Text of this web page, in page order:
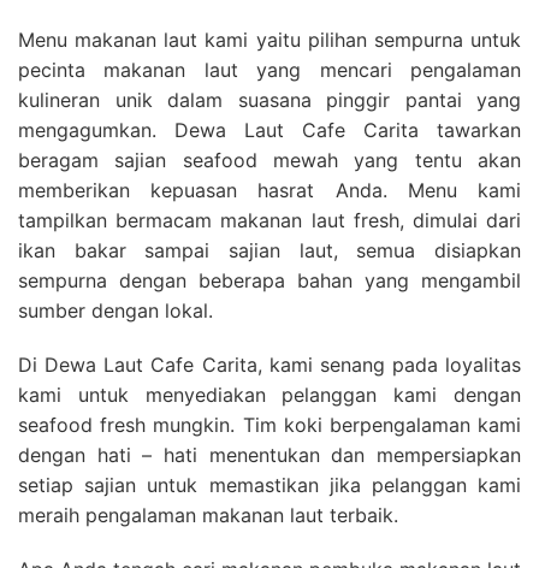
Menu makanan laut kami yaitu pilihan sempurna untuk
pecinta makanan laut yang mencari pengalaman
kulineran unik dalam suasana pinggir pantai yang
mengagumkan. Dewa Laut Cafe Carita tawarkan
beragam sajian seafood mewah yang tentu akan
memberikan kepuasan hasrat Anda. Menu kami
tampilkan bermacam makanan laut fresh, dimulai dari
ikan bakar sampai sajian laut, semua disiapkan
sempurna dengan beberapa bahan yang mengambil
sumber dengan lokal.
Di Dewa Laut Cafe Carita, kami senang pada loyalitas
kami untuk menyediakan pelanggan kami dengan
seafood fresh mungkin. Tim koki berpengalaman kami
dengan hati – hati menentukan dan mempersiapkan
setiap sajian untuk memastikan jika pelanggan kami
meraih pengalaman makanan laut terbaik.